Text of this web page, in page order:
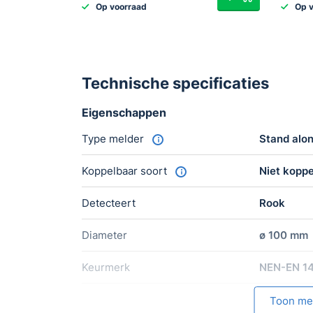
Op voorraad Op
Technische specificaties
Eigenschappen
Type melder Stand
Koppelbaar soort Niet
Detecteert Rook
Diameter ø 100 mm
Keurmerk NEN-EN
2 jaar
Toon